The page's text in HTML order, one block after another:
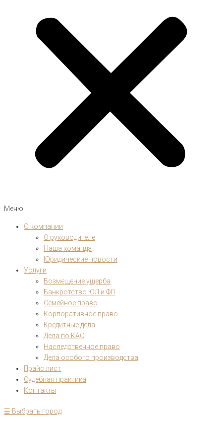
Меню
О компании
О руководителе
Наша команда
Юридические новости
Услуги
Возмещение ущерба
Банкротство ЮЛ и ФЛ
Семейное право
Корпоративное право
Кредитные дела
Дела по КАС
Наследственное право
Дела особого производства
Прайс лист
Судебная практика
Контакты
☰ Выбрать город